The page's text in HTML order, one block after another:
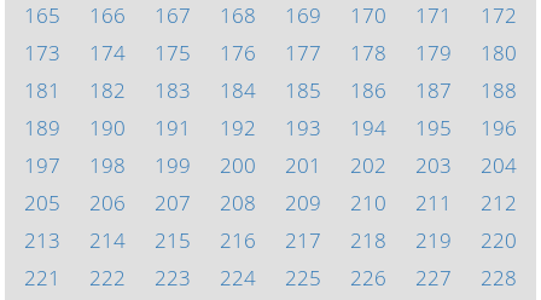
165
166 167 168 169 170 171
172
173
174 175 176 177 178 179
180
181
182 183 184 185 186 187
188
189
190 191 192 193 194 195
196
197
198 199 200 201 202 203
204
205
206 207 208 209 210 211
212
213
214 215 216 217 218 219
220
221
222 223 224 225 226 227
228